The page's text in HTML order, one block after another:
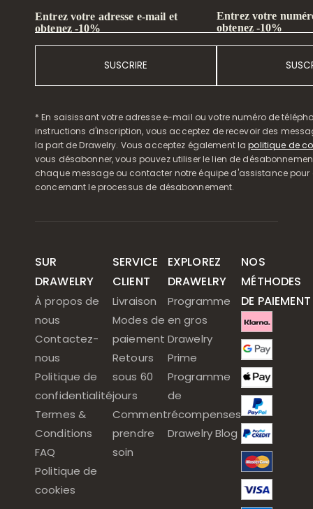
Entrez votre adresse e-mail et
obtenez -10%
SUSCRIRE
Entrez votre
obtenez -10%
* En saisissant votre adresse e-mail ou votre numéro de
instructions d'inscription, vous acceptez de recevoir des
la part de Drawelry. Vous acceptez également lapolitique de
vous désabonner, vous pouvez utiliser le lien de
chaque message ou contacter notre équipe d'assistance pour
concernant le processus de désabonnement.
SUR
DRAWELRY
À propos de
nous
Contactez-
nous
Politique de
confidentialité
Termes &
Conditions
FAQ
Politique de
cookies
SERVICE
CLIENT
Livraison
Modes de
paiement
Retours
sous 60
jours
Comment
prendre
soin
EXPLOREZ
DRAWELRY
Programme
en gros
Drawelry
Prime
Programme
de
récompenses
Drawelry Blog
NOS
MÉTHODES
DE PAIEMENT